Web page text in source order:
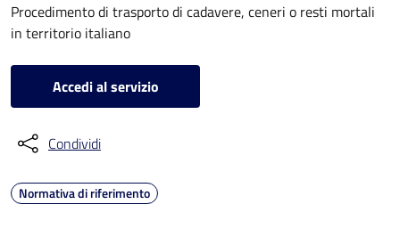
Procedimento di trasporto di cadavere, ceneri o resti mortali
in territorio italiano
Accedi al servizio
Condividi
Normativa di riferimento